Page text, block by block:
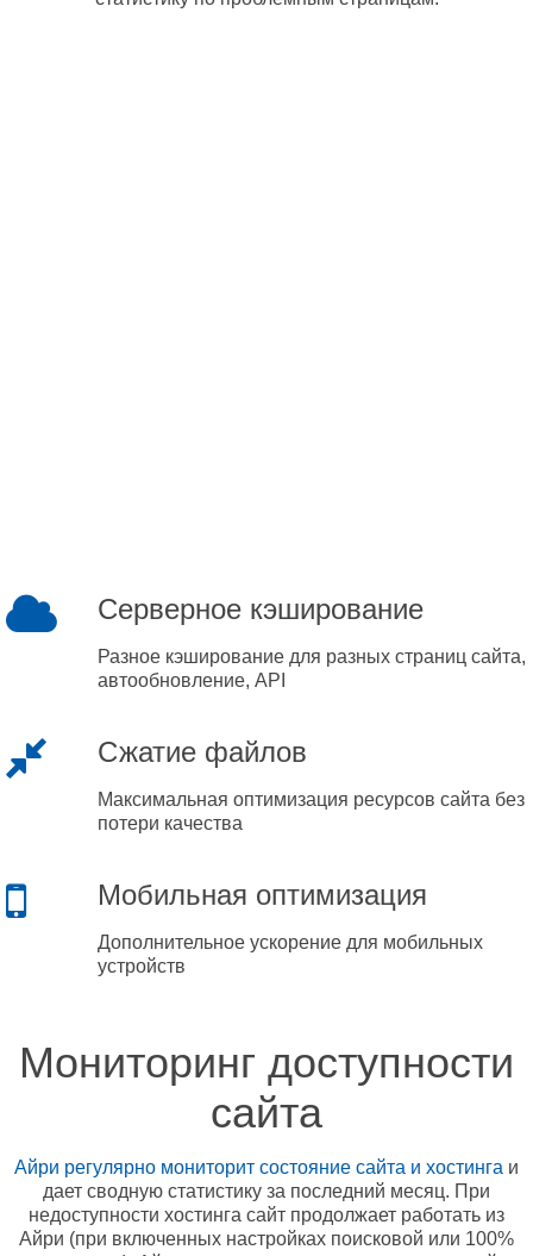
Серверное кэширование
Разное кэширование для разных страниц сайта,
автообновление, API
Сжатие файлов
Максимальная оптимизация ресурсов сайта без
потери качества
Мобильная оптимизация
Дополнительное ускорение для мобильных
устройств
Мониторинг доступности
сайта
Айри регулярно мониторит состояние сайта и хостинга и
дает сводную статистику за последний месяц. При
недоступности хостинга сайт продолжает работать из
Айри (при включенных настройках поисковой или 100%